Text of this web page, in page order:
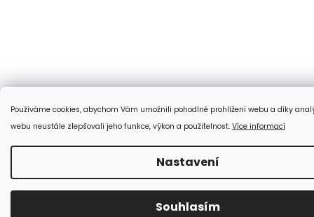
Používáme cookies, abychom Vám umožnili pohodlné prohlížení webu a díky
webu neustále zlepšovali jeho funkce, výkon a použitelnost. Více informací
Nastavení
Souhlasím